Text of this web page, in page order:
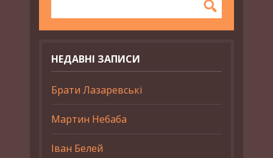
НЕДАВНІ ЗАПИСИ
Брати Лазаревські
Мартин Небаба
Іван Белей